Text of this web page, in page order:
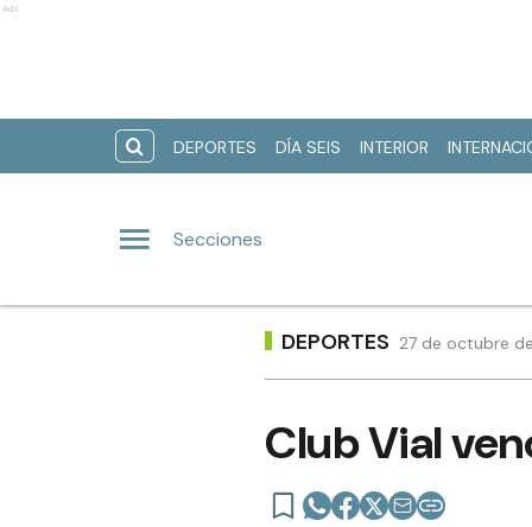
Ads
DEPORTES DÍA SEIS INTERIOR
Secciones
DEPORTES 27 de octubre
Club Vial